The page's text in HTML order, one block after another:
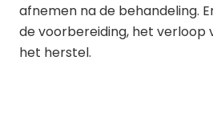
afnemen na de behandeling.
de voorbereiding, het verloop
het herstel.